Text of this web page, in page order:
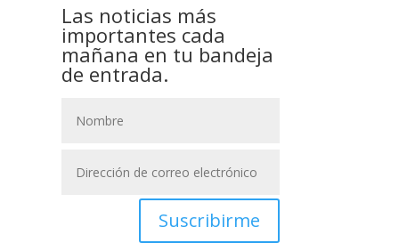
Las noticias más
importantes cada
mañana en tu bandeja
de entrada.
Suscribirme